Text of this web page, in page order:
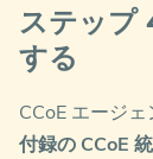
うち 7 件は
思想に関す
統合
ンスな
ステップ
する
CCoE エージェ
付録の CCoE